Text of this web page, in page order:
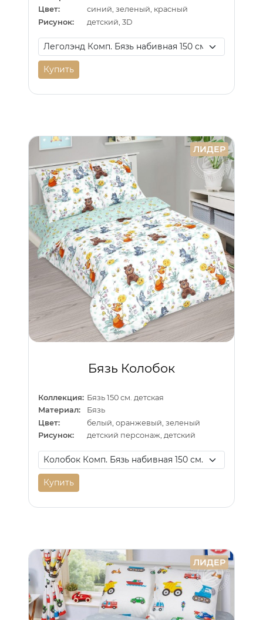
Цвет:
синий, зеленый, красный
Рисунок:
детский, 3D
Купить
ЛИДЕР
Бязь Колобок
Коллекция: Бязь 150 см. детская
Материал:
Бязь
Цвет:
белый, оранжевый, зеленый
Рисунок:
детский персонаж, детский
Купить
ЛИДЕР